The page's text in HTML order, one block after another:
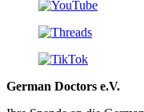
German Doctors e.V.